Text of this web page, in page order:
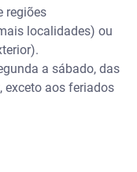
regiões
localidades) ou
a sábado, das
exceto aos feriados